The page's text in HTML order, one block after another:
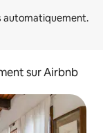
sur Airbnb